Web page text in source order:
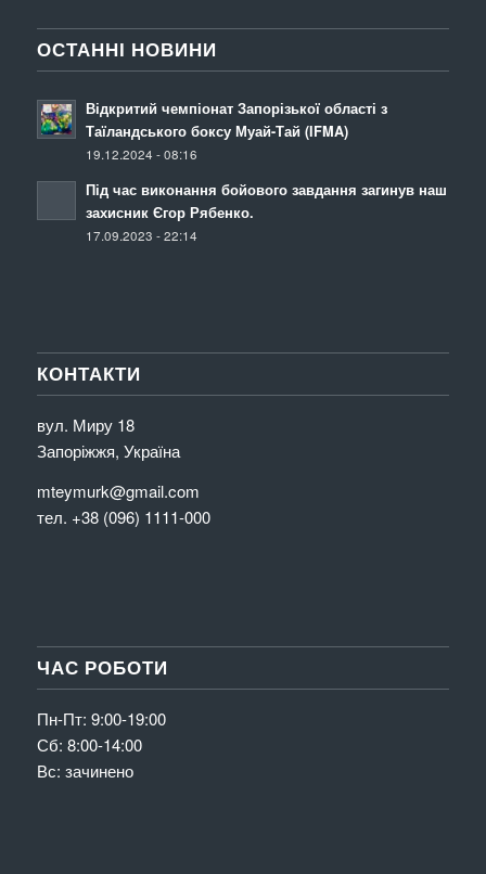
ОСТАННІ НОВИНИ
Відкритий чемпіонат Запорізької області з
Таїландського боксу Муай-Тай (IFMA)
19.12.2024 - 08:16
Під час виконання бойового завдання загинув наш
захисник Єгор Рябенко.
17.09.2023 - 22:14
КОНТАКТИ
вул. Миру 18
Запоріжжя, Україна
mteymurk@gmail.com
тел. +38 (096) 1111-000
ЧАС РОБОТИ
Пн-Пт: 9:00-19:00
Сб: 8:00-14:00
Вс: зачинено